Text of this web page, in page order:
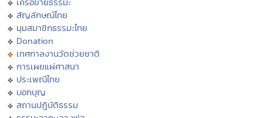
สัญลักษณ์ไทย
มุมสมาชิกธรรมะไทย
Donation
เทศกาลงานวัดช่วยชาติ
การเผยแผ่ศาสนา
ประเพณีไทย
บอกบุญ
สถานปฏิบัติธรรม